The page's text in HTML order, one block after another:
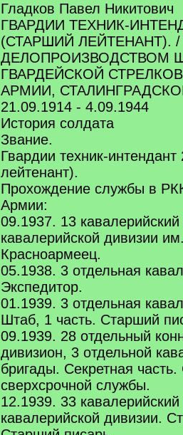
Гладков Павел Никитович
ГВАРДИИ ТЕХНИК-
(СТАРШИЙ ЛЕЙТЕНАНТ).
ДЕЛОПРОИЗВОДСТВОМ
ГВАРДЕЙСКОЙ
АРМИИ,
21.09.1914 - 4.09.1944
История солдата
Звание.
Гвардии техник-
лейтенант).
Прохождение службы в
Армии:
09.1937. 13
кавалерийской дивизии
Красноармеец.
05.1938. 3 отдельная
Экспедитор.
01.1939. 3 отдельная
Штаб, 1 часть. Старший
09.1939. 28 отдельный
дивизион, 3 отдельной
бригады. Секретная
сверхсрочной службы.
12.1939. 33
кавалерийской дивизии.